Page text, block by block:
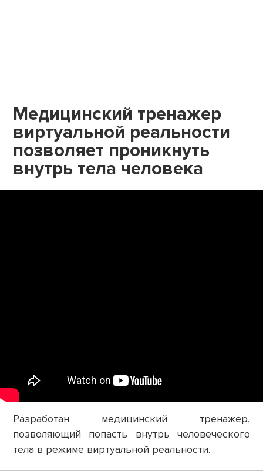
Медицинский тренажер
виртуальной реальности
позволяет проникнуть
внутрь тела человека
Разработан медицинский тренажер,
позволяющий попасть внутрь человеческого
тела в режиме виртуальной реальности.